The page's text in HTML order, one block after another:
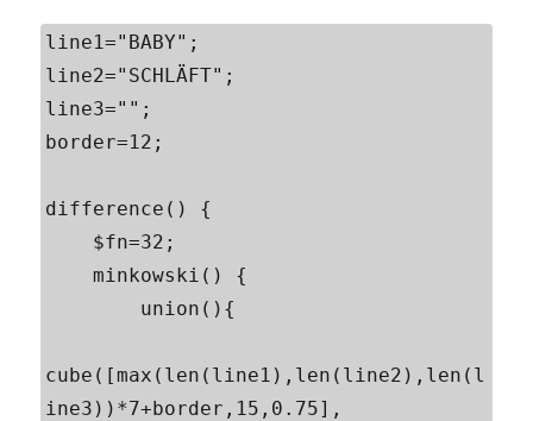
line1="BABY";
line2="SCHLÄFT";
line3="";
border=12;
difference() {
    minkowski() {
cube([max(len(line1),len(line2),len(l
ine3))*7+border,15,0.75],